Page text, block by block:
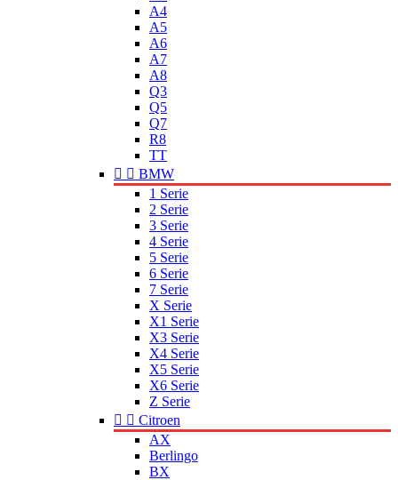
A4
A5
A6
A7
A8
Q3
Q5
Q7
R8
TT
  BMW
1 Serie
2 Serie
3 Serie
4 Serie
5 Serie
6 Serie
7 Serie
X Serie
X1 Serie
X3 Serie
X4 Serie
X5 Serie
X6 Serie
Z Serie
  Citroen
AX
Berlingo
BX